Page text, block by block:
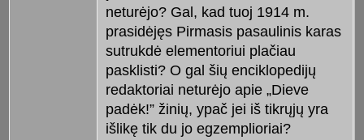
neturėjo? Gal, kad tuoj 1914 m.
prasidėjęs Pirmasis pasaulinis karas
sutrukdė elementoriui plačiau
pasklisti? O gal šių enciklopedijų
redaktoriai neturėjo apie „Dieve
padėk!” žinių, ypač jei iš tikrųjų yra
išlikę tik du jo egzemplioriai?